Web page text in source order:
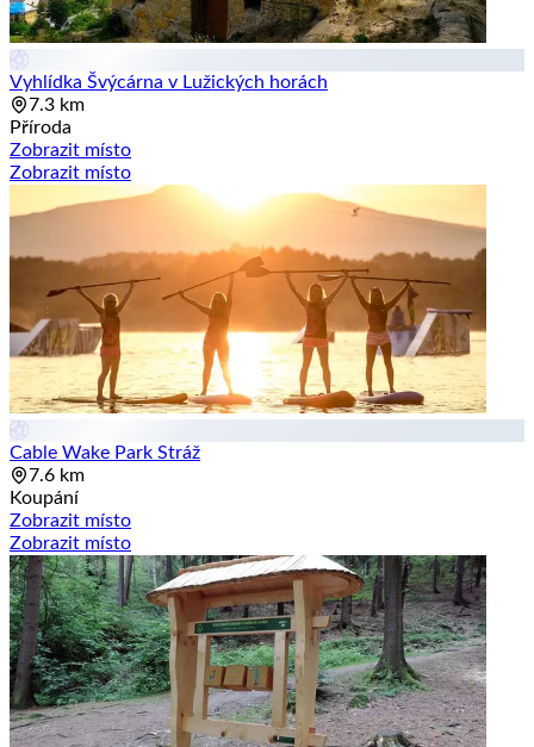
Vyhlídka Švýcárna v Lužických horách
7.3 km
Příroda
Zobrazit místo
Zobrazit místo
Cable Wake Park Stráž
7.6 km
Koupání
Zobrazit místo
Zobrazit místo